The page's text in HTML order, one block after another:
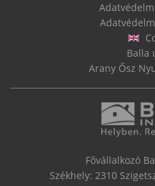
Balla
Arany Ősz
Fővállalkozó
Székhely: 2310